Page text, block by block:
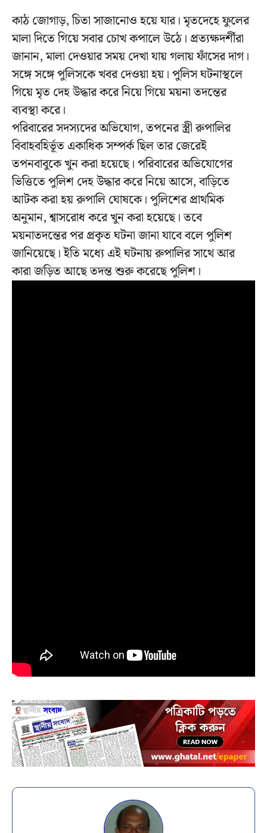
কাঠ জোগাড়, চিতা সাজানোও হয়ে যার। মৃতদেহে ফুলের
মালা দিতে গিয়ে সবার চোখ কপালে উঠে। প্রত্যক্ষদর্শীরা
জানান, মালা দেওয়ার সময় দেখা যায় গলায় ফাঁসের দাগ।
সঙ্গে সঙ্গে পুলিসকে খবর দেওয়া হয়। পুলিস ঘটনাস্থলে
গিয়ে মৃত দেহ উদ্ধার করে নিয়ে গিয়ে ময়না তদন্তের
ব্যবস্থা করে।
পরিবারের সদস্যদের অভিযোগ, তপনের স্ত্রী রুপালির
বিবাহবহির্ভূত একাধিক সম্পর্ক ছিল তার জেরেই
তপনবাবুকে খুন করা হয়েছে। পরিবারের অভিযোগের
ভিত্তিতে পুলিশ দেহ উদ্ধার করে নিয়ে আসে, বাড়িতে
আটক করা হয় রুপালি ঘোষকে। পুলিশের প্রাথমিক
অনুমান, শ্বাসরোধ করে খুন করা হয়েছে। তবে
ময়নাতদন্তের পর প্রকৃত ঘটনা জানা যাবে বলে পুলিশ
জানিয়েছে। ইতি মধ্যে এই ঘটনায় রুপালির সাথে আর
কারা জড়িত আছে তদন্ত শুরু করেছে পুলিশ।